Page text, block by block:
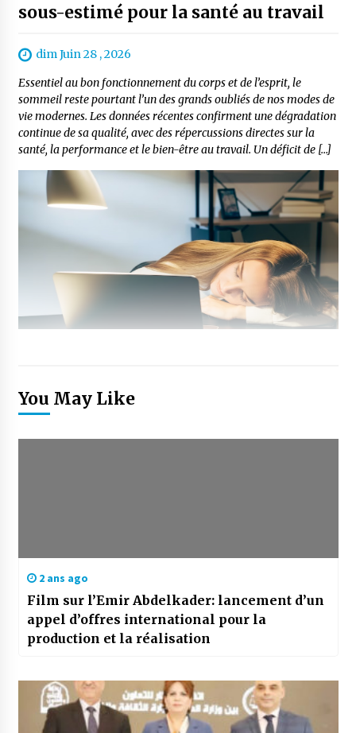
sous-estimé pour la santé au travail
dim Juin 28 , 2026
Essentiel au bon fonctionnement du corps et de l’esprit, le
sommeil reste pourtant l’un des grands oubliés de nos modes de
vie modernes. Les données récentes confirment une dégradation
continue de sa qualité, avec des répercussions directes sur la
santé, la performance et le bien-être au travail. Un déficit de […]
You May Like
2 ans ago
Film sur l’Emir Abdelkader: lancement d’un
appel d’offres international pour la
production et la réalisation